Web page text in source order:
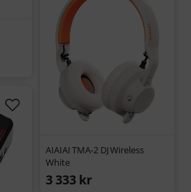
AIAIAI TMA-2 DJ Wireless
White
3 333 kr